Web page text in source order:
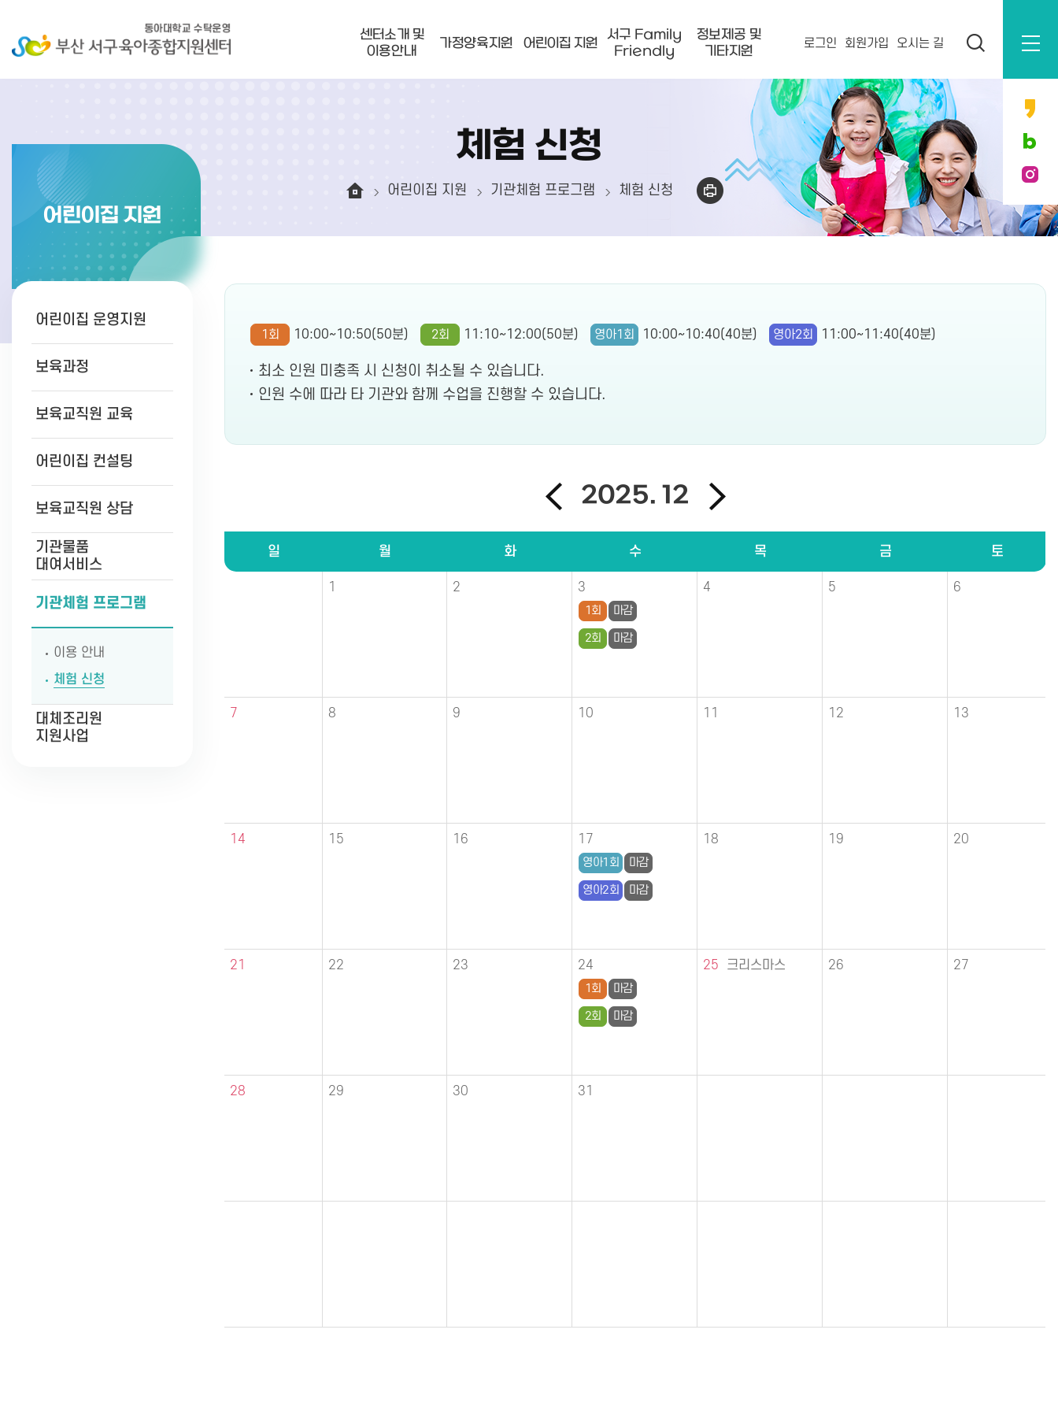
센터소개 및
이용안내
가정양육지원 어린이집 지원 서구 Family
Friendly
정보제공 및
기타지원
로그인 회원가입 오시는 길
체험 신청
어린이집 지원 기관체험 프로그램 체험 신청
어린이집 지원
어린이집 운영지원
보육과정
보육교직원 교육
어린이집 컨설팅
보육교직원 상담
기관물품
대여서비스
기관체험 프로그램
이용 안내
체험 신청
대체조리원
지원사업
1회 10:00~10:50(50분) 2회 11:10~12:00(50분) 영아1회 10:00~10:40(40분) 영아2회 11:00~11:40(40분)
최소 인원 미충족 시 신청이 취소될 수 있습니다.
인원 수에 따라 타 기관와 함께 수업을 진행할 수 있습니다.
2025. 12
일 월 화 수 목 금 토
1 2 3
1회 마감
2회 마감
4 5 6
7 8 9 10 11 12 13
14 15 16 17
영아1회 마감
영아2회 마감
18 19 20
21 22 23 24
1회 마감
2회 마감
25 크리스마스 26 27
28 29 30 31